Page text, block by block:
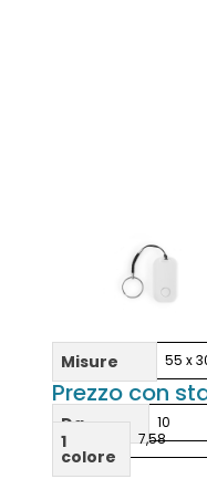
Misure 55 x
Prezzo con
Da 10
1
colore
7,58